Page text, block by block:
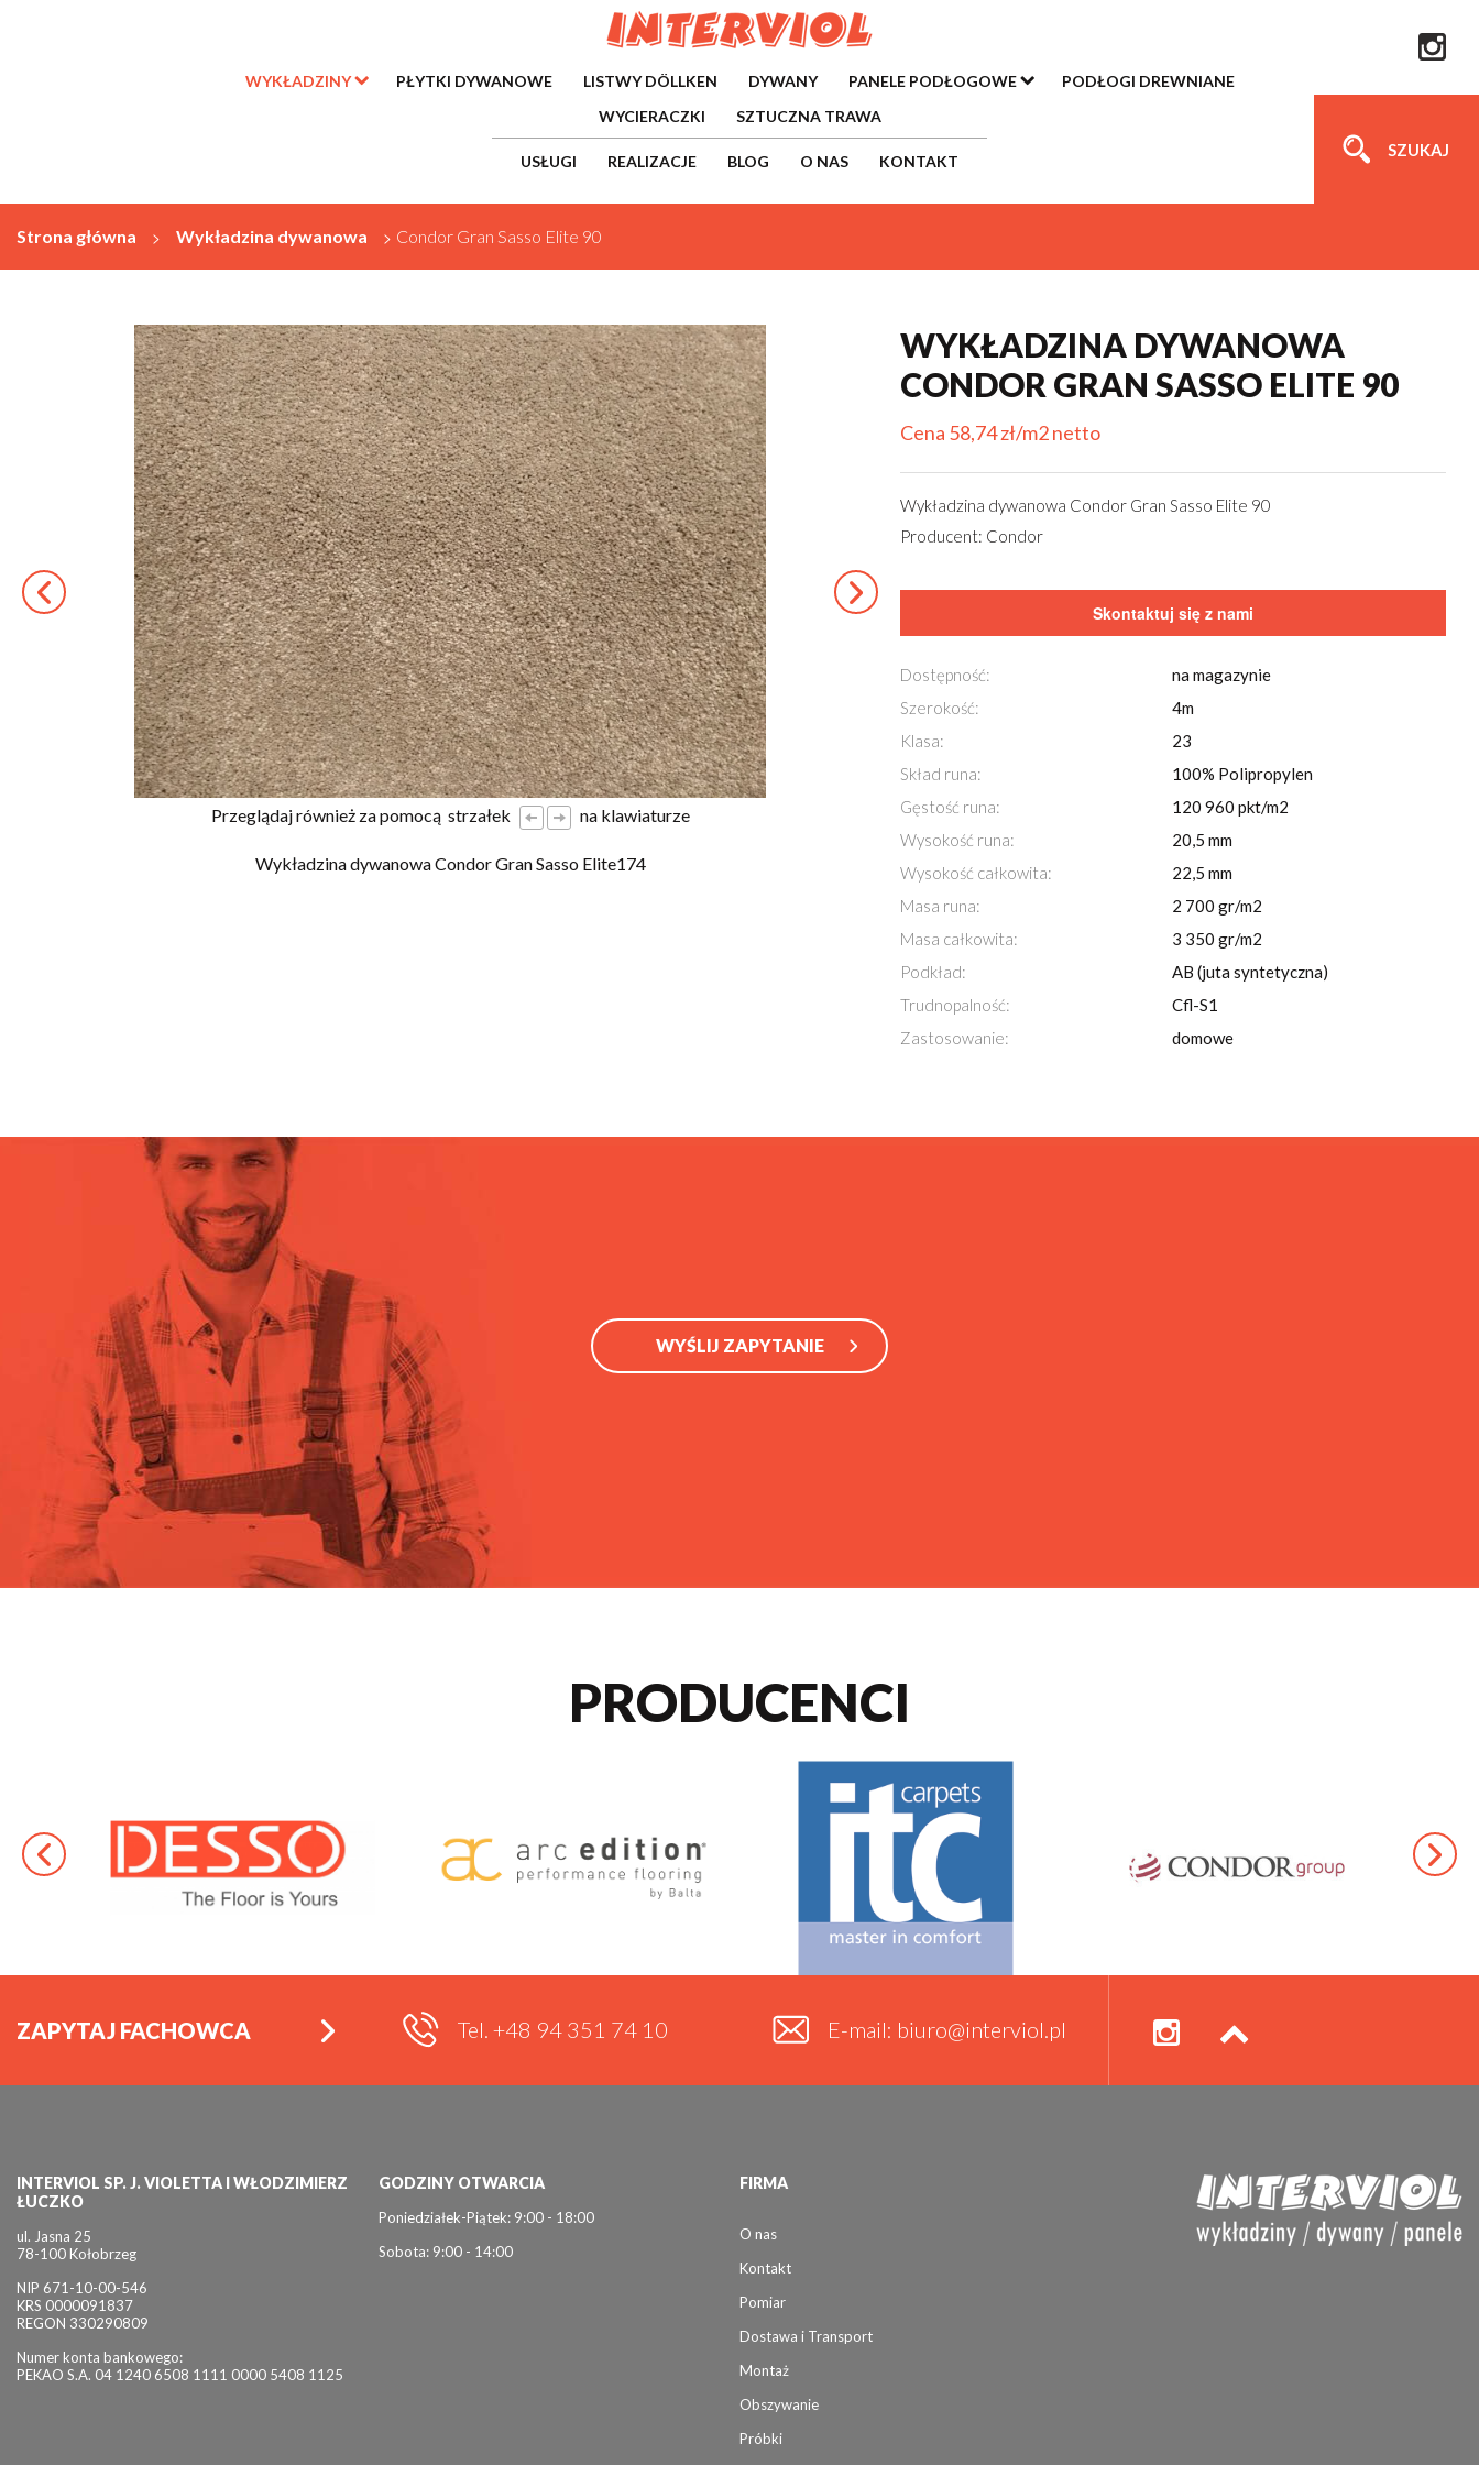
WYKŁADZINY PŁYTKI DYWANOWE LISTWY DÖLLKEN DYWANY PANELE PODŁOGOWE
PODŁOGI DREWNIANE
WYCIERACZKI
SZTUCZNA TRAWA
USŁUGI REALIZACJE BLOG O NAS KONTAKT
SZUKAJ
Strona główna > Wykładzina dywanowa > Condor Gran Sasso Elite 90
Przeglądaj również za pomocą strzałek na klawiaturze
Wykładzina dywanowa Condor Gran Sasso Elite174
Przeglądaj również za pomocąstrzałek
Wykładzina dywanowa Condor Gran Sasso Elite174
WYKŁADZINA DYWANOWA
CONDOR GRAN SASSO ELITE 90
Cena 58,74 zł/m2 netto
Wykładzina dywanowa Condor Gran Sasso Elite 90
Producent: Condor
Skontaktuj się z nami
Dostępność:
na magazynie
Szerokość:
4m
Klasa:
23
Skład runa:
100% Polipropylen
Gęstość runa:
120 960 pkt/m2
Wysokość runa:
20,5 mm
Wysokość całkowita:
22,5 mm
Masa runa:
2 700 gr/m2
Masa całkowita:
3 350 gr/m2
Podkład:
AB (juta syntetyczna)
Trudnopalność:
Cfl-S1
Zastosowanie:
domowe
WYŚLIJ ZAPYTANIE
PRODUCENCI
ZAPYTAJ FACHOWCA Tel. +48 94 351 74 10 E-mail: biuro@interviol.pl
INTERVIOL SP. J. VIOLETTA I WŁODZIMIERZ
ŁUCZKO
ul. Jasna 25
78-100 Kołobrzeg
NIP 671-10-00-546
KRS 0000091837
REGON 330290809
Numer konta bankowego:
PEKAO S.A. 04 1240 6508 1111 0000 5408 1125
GODZINY OTWARCIA
Poniedziałek-Piątek: 9:00 - 18:00
Sobota: 9:00 - 14:00
FIRMA
O nas
Kontakt
Pomiar
Dostawa i Transport
Montaż
Obszywanie
Próbki